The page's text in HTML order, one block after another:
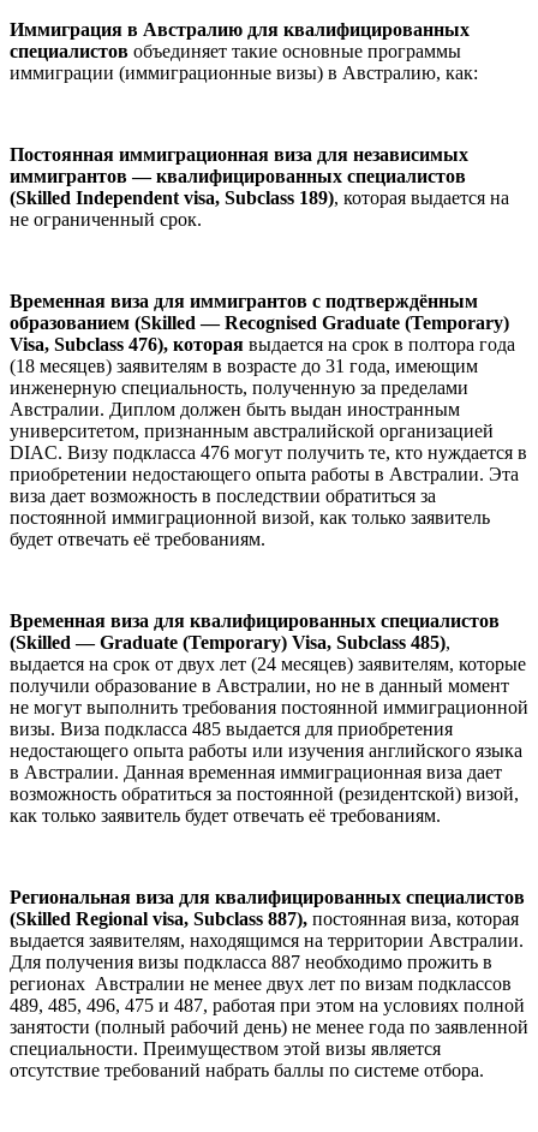
Иммиграция в Австралию для квалифицированных
специалистов объединяет такие основные программы
иммиграции (иммиграционные визы) в Австралию, как:
Постоянная иммиграционная виза для независимых
иммигрантов — квалифицированных специалистов
(Skilled Independent visa, Subclass 189), которая выдается на
не ограниченный срок.
Временная виза для иммигрантов с подтверждённым
образованием (Skilled — Recognised Graduate (Temporary)
Visa, Subclass 476), которая выдается на срок в полтора года
(18 месяцев) заявителям в возрасте до 31 года, имеющим
инженерную специальность, полученную за пределами
Австралии. Диплом должен быть выдан иностранным
университетом, признанным австралийской организацией
DIAC. Визу подкласса 476 могут получить те, кто нуждается в
приобретении недостающего опыта работы в Австралии. Эта
виза дает возможность в последствии обратиться за
постоянной иммиграционной визой, как только заявитель
будет отвечать её требованиям.
Временная виза для квалифицированных специалистов
(Skilled — Graduate (Temporary) Visa, Subclass 485),
выдается на срок от двух лет (24 месяцев) заявителям, которые
получили образование в Австралии, но не в данный момент
не могут выполнить требования постоянной иммиграционной
визы. Виза подкласса 485 выдается для приобретения
недостающего опыта работы или изучения английского языка
в Австралии. Данная временная иммиграционная виза дает
возможность обратиться за постоянной (резидентской) визой,
как только заявитель будет отвечать её требованиям.
Региональная виза для квалифицированных специалистов
(Skilled Regional visa, Subclass 887), постоянная виза, которая
выдается заявителям, находящимся на территории Австралии.
Для получения визы подкласса 887 необходимо прожить в
регионах Австралии не менее двух лет по визам подклассов
489, 485, 496, 475 и 487, работая при этом на условиях полной
занятости (полный рабочий день) не менее года по заявленной
специальности. Преимуществом этой визы является
отсутствие требований набрать баллы по системе отбора.